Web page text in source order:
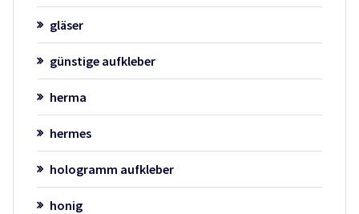
gläser
günstige aufkleber
herma
hermes
hologramm aufkleber
honig